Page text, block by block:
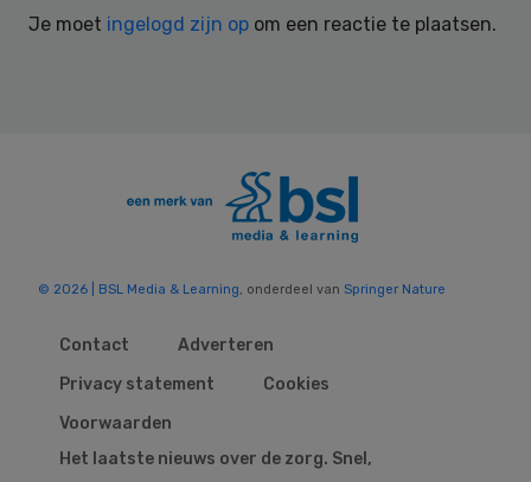
Je moet ingelogd zijn op om een reactie te plaatsen.
© 2026 | BSL Media & Learning , onderdeel van Springer Nature
Contact
Adverteren
Privacy statement
Cookies
Voorwaarden
Het laatste nieuws over de zorg. Snel,